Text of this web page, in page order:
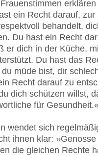
ein Recht darauf, zur
behandelt,
Du hast ein Recht
er dich in der Küche,
Du hast das
müde bist, dir
Recht darauf zu
dich schützen willst,
für
wendet sich
ihnen klar: »Genosse
die gleichen Rechte